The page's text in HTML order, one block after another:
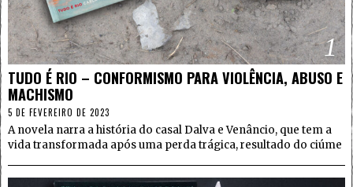
1
TUDO É RIO – CONFORMISMO PARA VIOLÊNCIA, ABUSO E
MACHISMO
5 DE FEVEREIRO DE 2023
A novela narra a história do casal Dalva e Venâncio, que tem a
vida transformada após uma perda trágica, resultado do ciúme